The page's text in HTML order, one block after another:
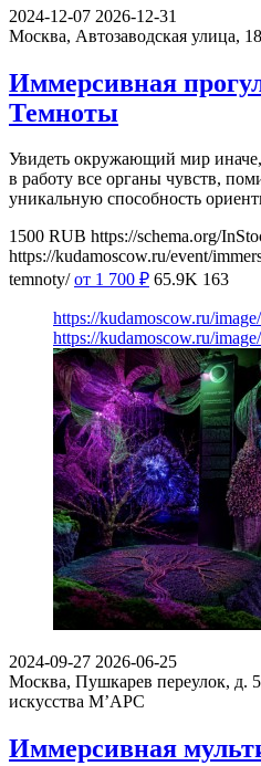
2024-12-07 2026-12-31
Москва, Автозаводская улица, 18
Иммерсивная
Темноты
Увидеть окружающий мир
в работу все органы чувств,
уникальную способность
1500 RUB https://schema.org/
https://kudamoscow.ru/event/
temnoty/ от 1 700 ₽ 65.9K 163
https://kudamoscow.ru/
https://kudamoscow.ru/
2024-09-27 2026-06-25
Москва, Пушкарев переулок, д. 5
искусства М’АРС
Иммерсивная